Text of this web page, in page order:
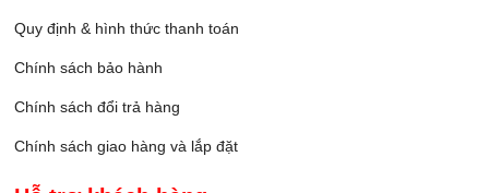
Quy định & hình thức thanh toán
Chính sách bảo hành
Chính sách đổi trả hàng
Chính sách giao hàng và lắp đặt